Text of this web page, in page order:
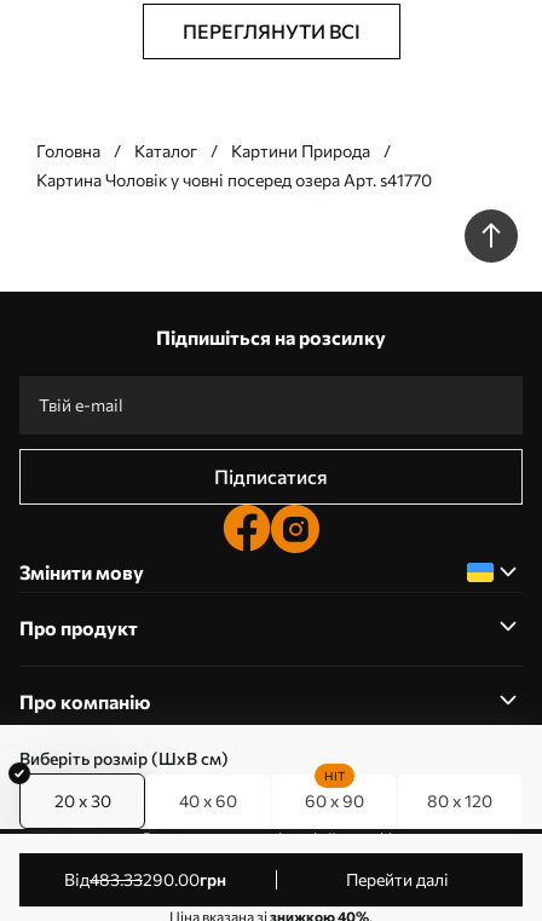
Виберіть розмір (ШхВ см)
20 x 30 40 x 60 60 x 90
HIT
80 x 120
від483.33290.00грн Перейти далі
Ціна вказана зізнижкою 40%.
ПЕРЕГЛЯНУТИ ВСІ
Головна Каталог
Картини Природа
Картина Чоловік у човні посеред озера Арт. s41770
Підпишіться на розсилку
Підписатися
Змінити мову
Про продукт
Про компанію
0800357223
Редагування дозволів на файли cookie
© 2011-2026 Art-holst. Усі права захищені. Власник:
ТОВ “КЛЄВЄР”. Код ЄДРПОУ: 31780602.